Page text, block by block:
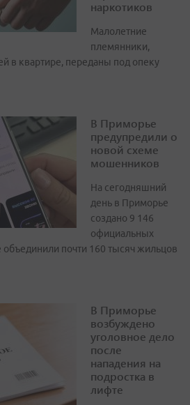
наркотиков
Малолетние
племянники,
в квартире, переданы под опеку
В Приморье
предупредили о
новой схеме
мошенников
На сегодняшний
день в Приморье
создано 9 146
официальных
почти 160 тысяч жильцов
В Приморье
возбуждено
уголовное дело
после
нападения на
подростка в
лифте